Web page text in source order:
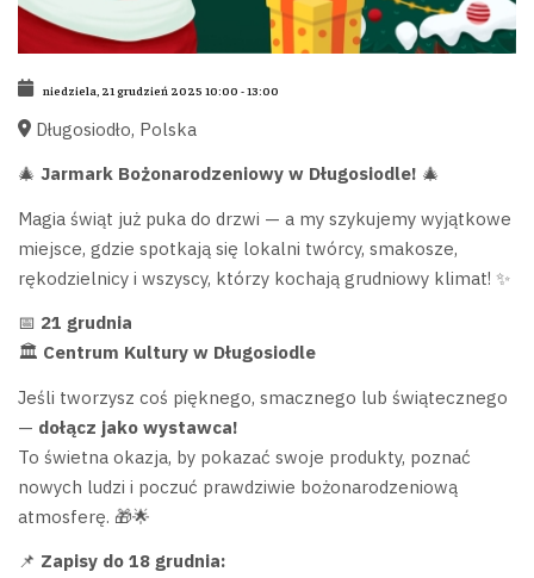
niedziela, 21 grudzień 2025 10:00 -13:00
Długosiodło, Polska
🎄 Jarmark Bożonarodzeniowy w Długosiodle! 🎄
Magia świąt już puka do drzwi — a my szykujemy wyjątkowe
miejsce, gdzie spotkają się lokalni twórcy, smakosze,
rękodzielnicy i wszyscy, którzy kochają grudniowy klimat! ✨
📅 21 grudnia
🏛 Centrum Kultury w Długosiodle
Jeśli tworzysz coś pięknego, smacznego lub świątecznego
— dołącz jako wystawca!
To świetna okazja, by pokazać swoje produkty, poznać
nowych ludzi i poczuć prawdziwie bożonarodzeniową
atmosferę. 🎁🌟
📌 Zapisy do 18 grudnia: